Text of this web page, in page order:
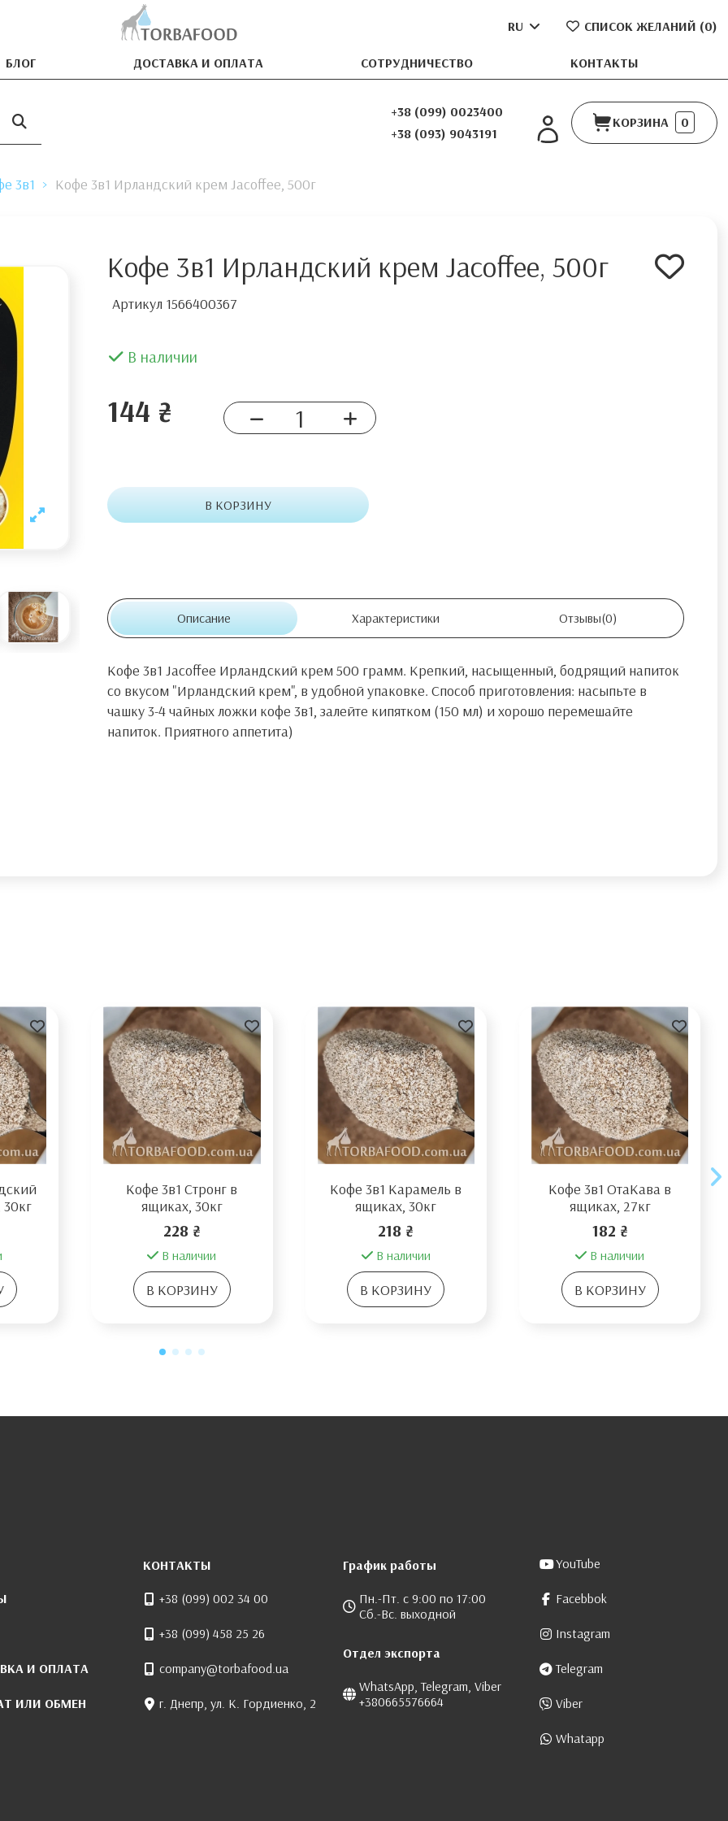
БЛОГ ДОСТАВКА И ОПЛАТА СОТРУДНИЧЕСТВО КОНТАКТЫ
RU СПИСОК ЖЕЛАНИЙ (0)
+38 (099) 0023400
+38 (093) 9043191
КОРЗИНА 0
3в1 Кофе 3в1 Ирландский крем Jacoffee, 500г
Кофе 3в1 Ирландский крем Jacoffee, 500г
Артикул 1566400367
В наличии
144 ₴
В КОРЗИНУ
Описание Характеристики Отзывы(0)
Кофе 3в1 Jacoffee Ирландский крем 500 грамм. Крепкий, насыщенный, бодрящий напиток
со вкусом "Ирландский крем", в удобной упаковке. Способ приготовления: насыпьте в
чашку 3-4 чайных ложки кофе 3в1, залейте кипятком (150 мл) и хорошо перемешайте
напиток. Приятного аппетита)
Кофе 3в1 Стронг в
ящиках, 30кг
228 ₴
В наличии
В КОРЗИНУ
Кофе 3в1 Карамель в
ящиках, 30кг
218 ₴
В наличии
В КОРЗИНУ
Кофе 3в1 ОтаКава в
ящиках, 27кг
182 ₴
В наличии
В КОРЗИНУ
И ОПЛАТА
ИЛИ ОБМЕН
КОНТАКТЫ
+38 (099) 002 34 00
+38 (099) 458 25 26
company@torbafood.ua
г. Днепр, ул. К. Гордиенко, 2
График работы
Пн.-Пт. с 9:00 по 17:00
Сб.-Вс. выходной
Отдел экспорта
WhatsApp, Telegram, Viber
+380665576664
YouTube
Facebbok
Instagram
Telegram
Viber
Whatapp